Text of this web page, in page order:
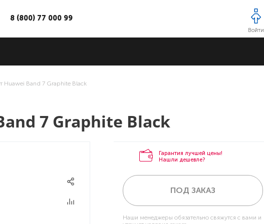
Войти
8 (800) 77 000 99
Huawei Band 7 Graphite Black
7 Graphite Black
Гарантия лучшей цены!
Нашли дешевле?
ПОД ЗАКАЗ
Наши менеджеры обязательно свяжутся с вами и